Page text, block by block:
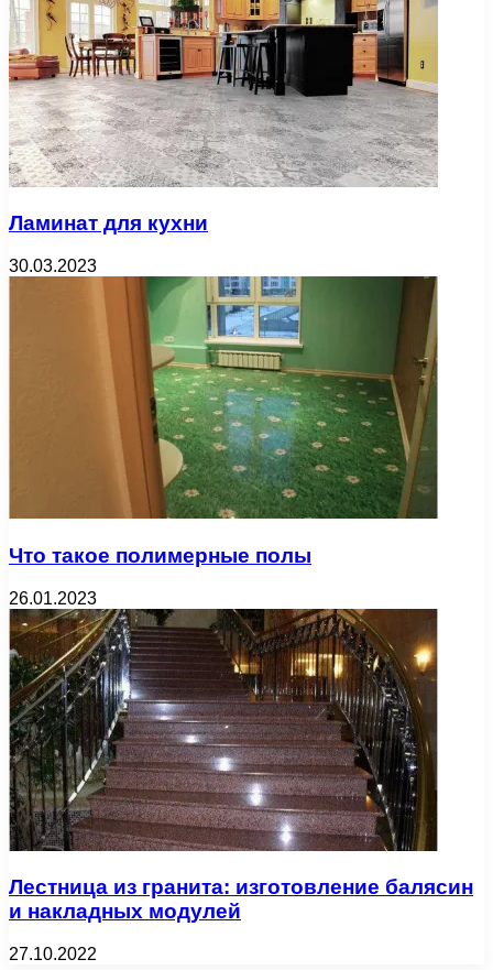
Ламинат для кухни
30.03.2023
Что такое полимерные полы
26.01.2023
Лестница из гранита: изготовление балясин
и накладных модулей
27.10.2022